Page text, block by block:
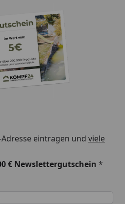
eintragen und viele
€ Newslettergutschein *